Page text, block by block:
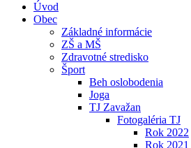
Úvod
Obec
Základné informácie
ZŠ a MŠ
Zdravotné stredisko
Šport
Beh oslobodenia
Joga
TJ Zavažan
Fotogaléria TJ
Rok 2022
Rok 2021